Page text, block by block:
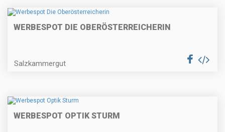
WERBESPOT DIE OBERÖSTERREICHERIN
Salzkammergut
WERBESPOT OPTIK STURM